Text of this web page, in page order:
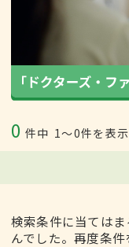
0 件中 1〜0件を表示
検索条件に当ては
んでした。再度条件